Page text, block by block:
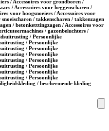
/ Accessoires voor grondboren /
/ Accessoires voor heggenscharen /
voor hoogsnoeiers / Accessoires voor
/ takkenscharen / takkenzagen
/ betonketttingzagen / Accessoires voor
/ gazonbeluchters /
/ Persoonlijke
/ Persoonlijke
/ Persoonlijke
/ Persoonlijke
/ Persoonlijke
/ Persoonlijke
/ Persoonlijke
/ Persoonlijke
/ beschermende kleding